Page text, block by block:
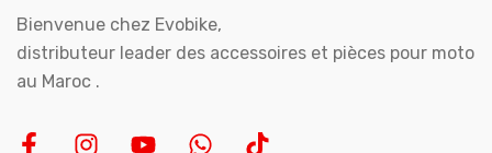
Bienvenue chez Evobike,
distributeur leader des accessoires et pièces pour moto
au Maroc .